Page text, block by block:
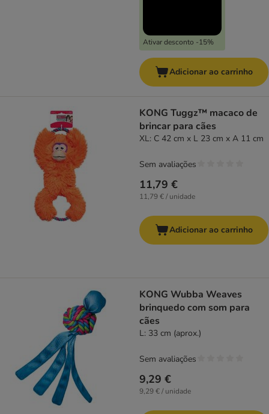
Ativar desconto -15%
Adicionar ao carrinho
KONG Tuggz™ macaco de
brincar para cães
XL: C 42 cm x L 23 cm x A 11 cm
11,79 €
11,79 € / unidade
Sem avaliações
Adicionar ao carrinho
KONG Wubba Weaves
brinquedo com som para
cães
L: 33 cm (aprox.)
9,29 €
9,29 € / unidade
Sem avaliações